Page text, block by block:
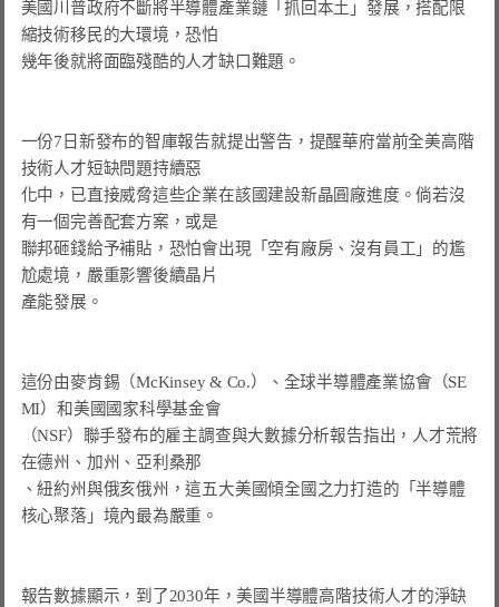
美國川普政府不斷將半導體產業鏈「抓回本土」發展，搭配限
幾年後就將面臨殘酷的人才缺口難題。
一份7日新發布的智庫報告就提出警告，提醒華府當前全美高階
技術人才短缺問題持續惡
化中，已直接威脅這些企業在該國建設新晶圓廠進度。倘若沒
有一個完善配套方案，或是
聯邦砸錢給予補貼，恐怕會出現「空有廠房、沒有員工」的尷
尬處境，嚴重影響後續晶片
產能發展。
這份由麥肯錫（McKinsey & Co.）、全球半導體產業協會（SE
MI）和美國國家科學基金會
（NSF）聯手發布的雇主調查與大數據分析報告指出，人才荒將
在德州、加州、亞利桑那
、紐約州與俄亥俄州，這五大美國傾全國之力打造的「半導體
核心聚落」境內最為嚴重。
報告數據顯示，到了2030年，美國半導體高階技術人才的淨缺